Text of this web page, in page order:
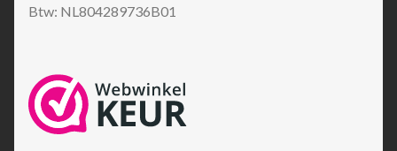
Btw: NL804289736B01